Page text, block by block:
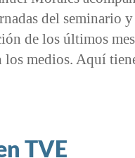
del seminario
de los últimos
los medios. Aquí
TVE